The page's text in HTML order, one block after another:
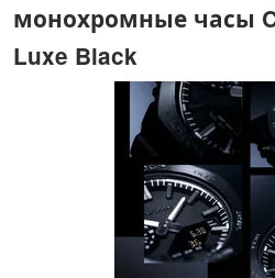
монохромные часы
Luxe Black